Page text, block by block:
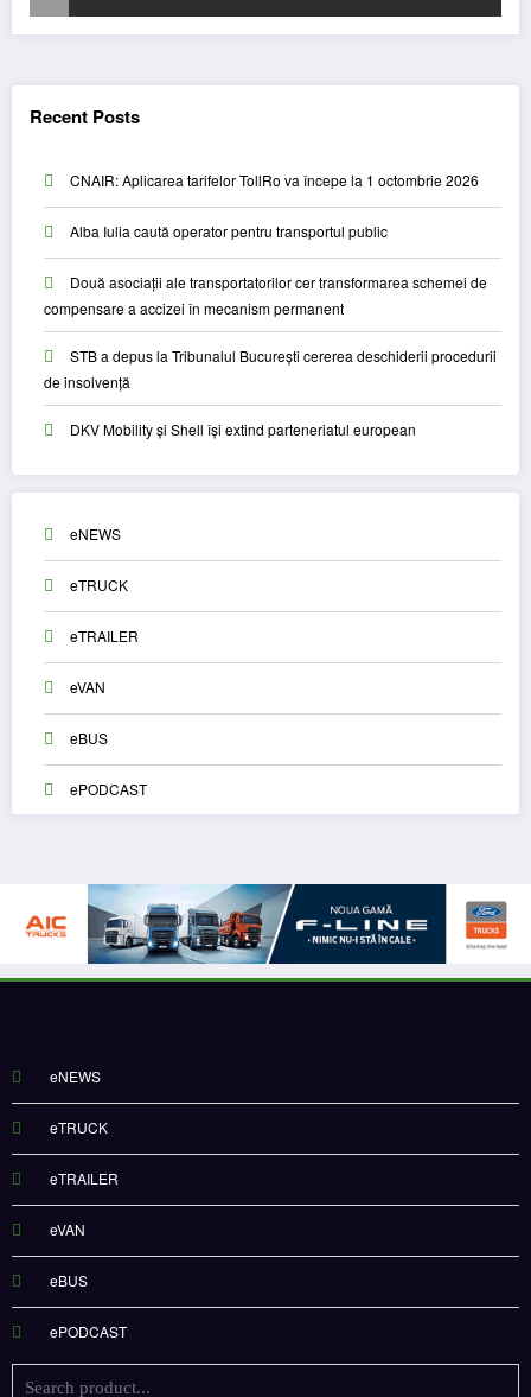
Recent Posts
CNAIR: Aplicarea tarifelor TollRo va începe la 1 octombrie 2026
Alba Iulia caută operator pentru transportul public
Două asociații ale transportatorilor cer transformarea schemei de
compensare a accizei în mecanism permanent
STB a depus la Tribunalul București cererea deschiderii procedurii
de insolvență
DKV Mobility și Shell își extind parteneriatul european
eNEWS
eTRUCK
eTRAILER
eVAN
eBUS
ePODCAST
eNEWS
eTRUCK
eTRAILER
eVAN
eBUS
ePODCAST